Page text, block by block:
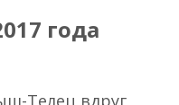
года
Телец вдруг